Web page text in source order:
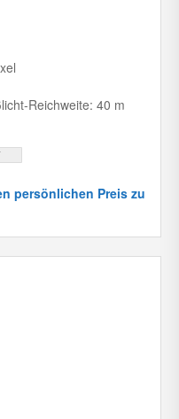
Reichweite: 40 m
persönlichen Preis zu